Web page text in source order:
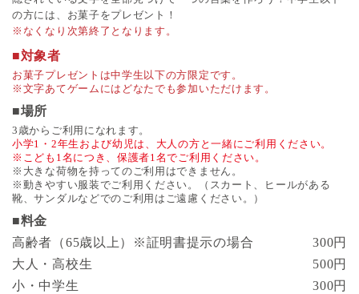
の方には、お菓子をプレゼント！
※なくなり次第終了となります。
■対象者
お菓子プレゼントは中学生以下の方限定です。
※文字あてゲームにはどなたでも参加いただけます。
■場所
3歳からご利用になれます。
小学1・2年生および幼児は、大人の方と一緒にご利用ください。
※こども1名につき、保護者1名でご利用ください。
※大きな荷物を持ってのご利用はできません。
※動きやすい服装でご利用ください。（スカート、ヒールがある
靴、サンダルなどでのご利用はご遠慮ください。）
■料金
高齢者（65歳以上）※証明書提示の場合
300円
大人・高校生
500円
小・中学生
300円